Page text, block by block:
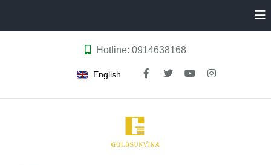
Hotline: 0914638168
English